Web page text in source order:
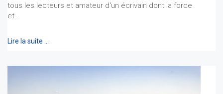
tous les lecteurs et amateur d'un écrivain dont la force
et…
Lire la suite …